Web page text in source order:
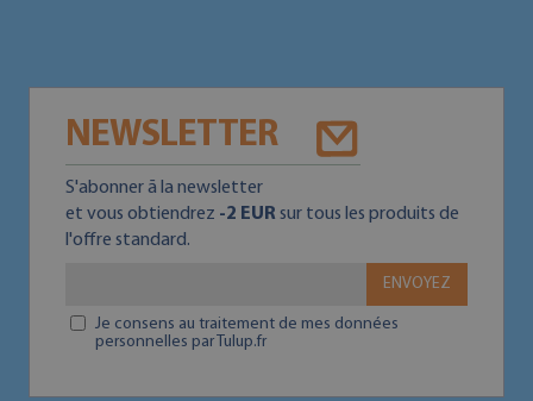
NEWSLETTER
S'abonner ā la newsletter
et vous obtiendrez -2 EUR sur tous les produits de
l'offre standard.
ENVOYEZ
Je consens au traitement de mes données
personnelles par Tulup.fr